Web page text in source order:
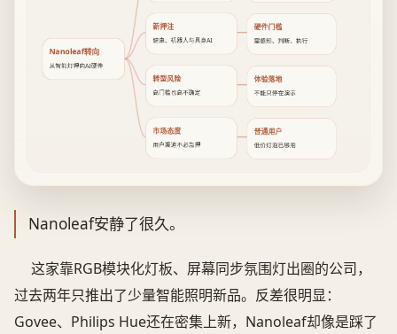
Nanoleaf转向
从智能灯押向AI硬件
新押注
健康、机器人与具身AI
硬件门槛
需感知、判断、执行
转型风险
高门槛也高不确定
体验落地
不能只停在演示
市场态度
用户渠道不必急押
普通用户
低价灯泡已够用
Nanoleaf安静了很久。
这家靠RGB模块化灯板、屏幕同步氛围灯出圈的公司，
过去两年只推出了少量智能照明新品。反差很明显：
Govee、Philips Hue还在密集上新，Nanoleaf却像是踩了